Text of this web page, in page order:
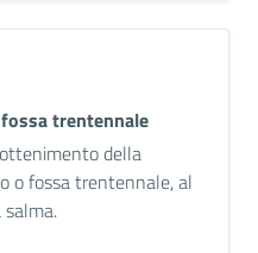
trentennale
della
o fossa trentennale, al